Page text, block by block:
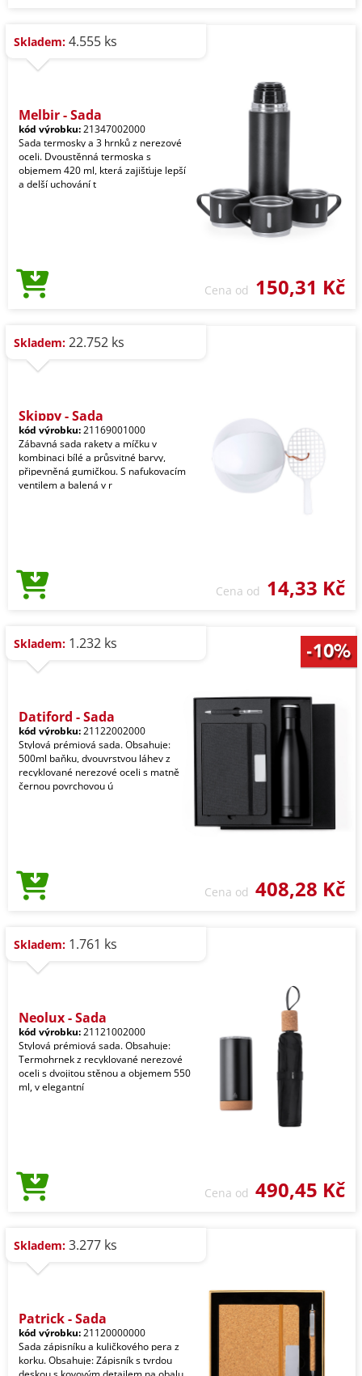
Skladem: 4.555 ks
Melbir - Sada
kód výrobku:21347002000
Sada termosky a 3 hrnků z nerezové
oceli. Dvoustěnná termoska s
objemem 420 ml, která zajišťuje lepší
a delší uchování t
Cena od 150,31 Kč
Skladem: 22.752 ks
Skippy - Sada
kód výrobku:21169001000
Zábavná sada rakety a míčku v
kombinaci bílé a průsvitné barvy,
připevněná gumičkou. S nafukovacím
ventilem a balená v r
Cena od 14,33 Kč
Skladem: 1.232 ks
Datiford - Sada
kód výrobku:21122002000
Stylová prémiová sada. Obsahuje:
500ml baňku, dvouvrstvou láhev z
recyklované nerezové oceli s matně
černou povrchovou ú
Cena od 408,28 Kč
Skladem: 1.761 ks
Neolux - Sada
kód výrobku:21121002000
Stylová prémiová sada. Obsahuje:
Termohrnek z recyklované nerezové
oceli s dvojitou stěnou a objemem 550
ml, v elegantní
Cena od 490,45 Kč
Skladem: 3.277 ks
Patrick - Sada
kód výrobku:21120000000
Sada zápisníku a kuličkového pera z
korku. Obsahuje: Zápisník s tvrdou